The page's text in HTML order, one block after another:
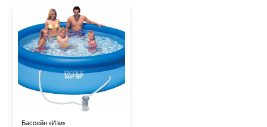
Бассейн «Изи»